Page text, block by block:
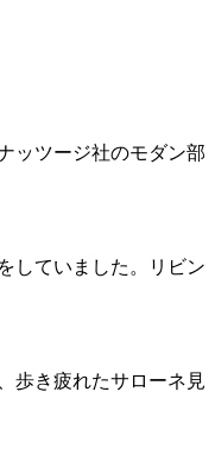
ッツージ社のモダン部
していました。リビン
歩き疲れたサローネ見